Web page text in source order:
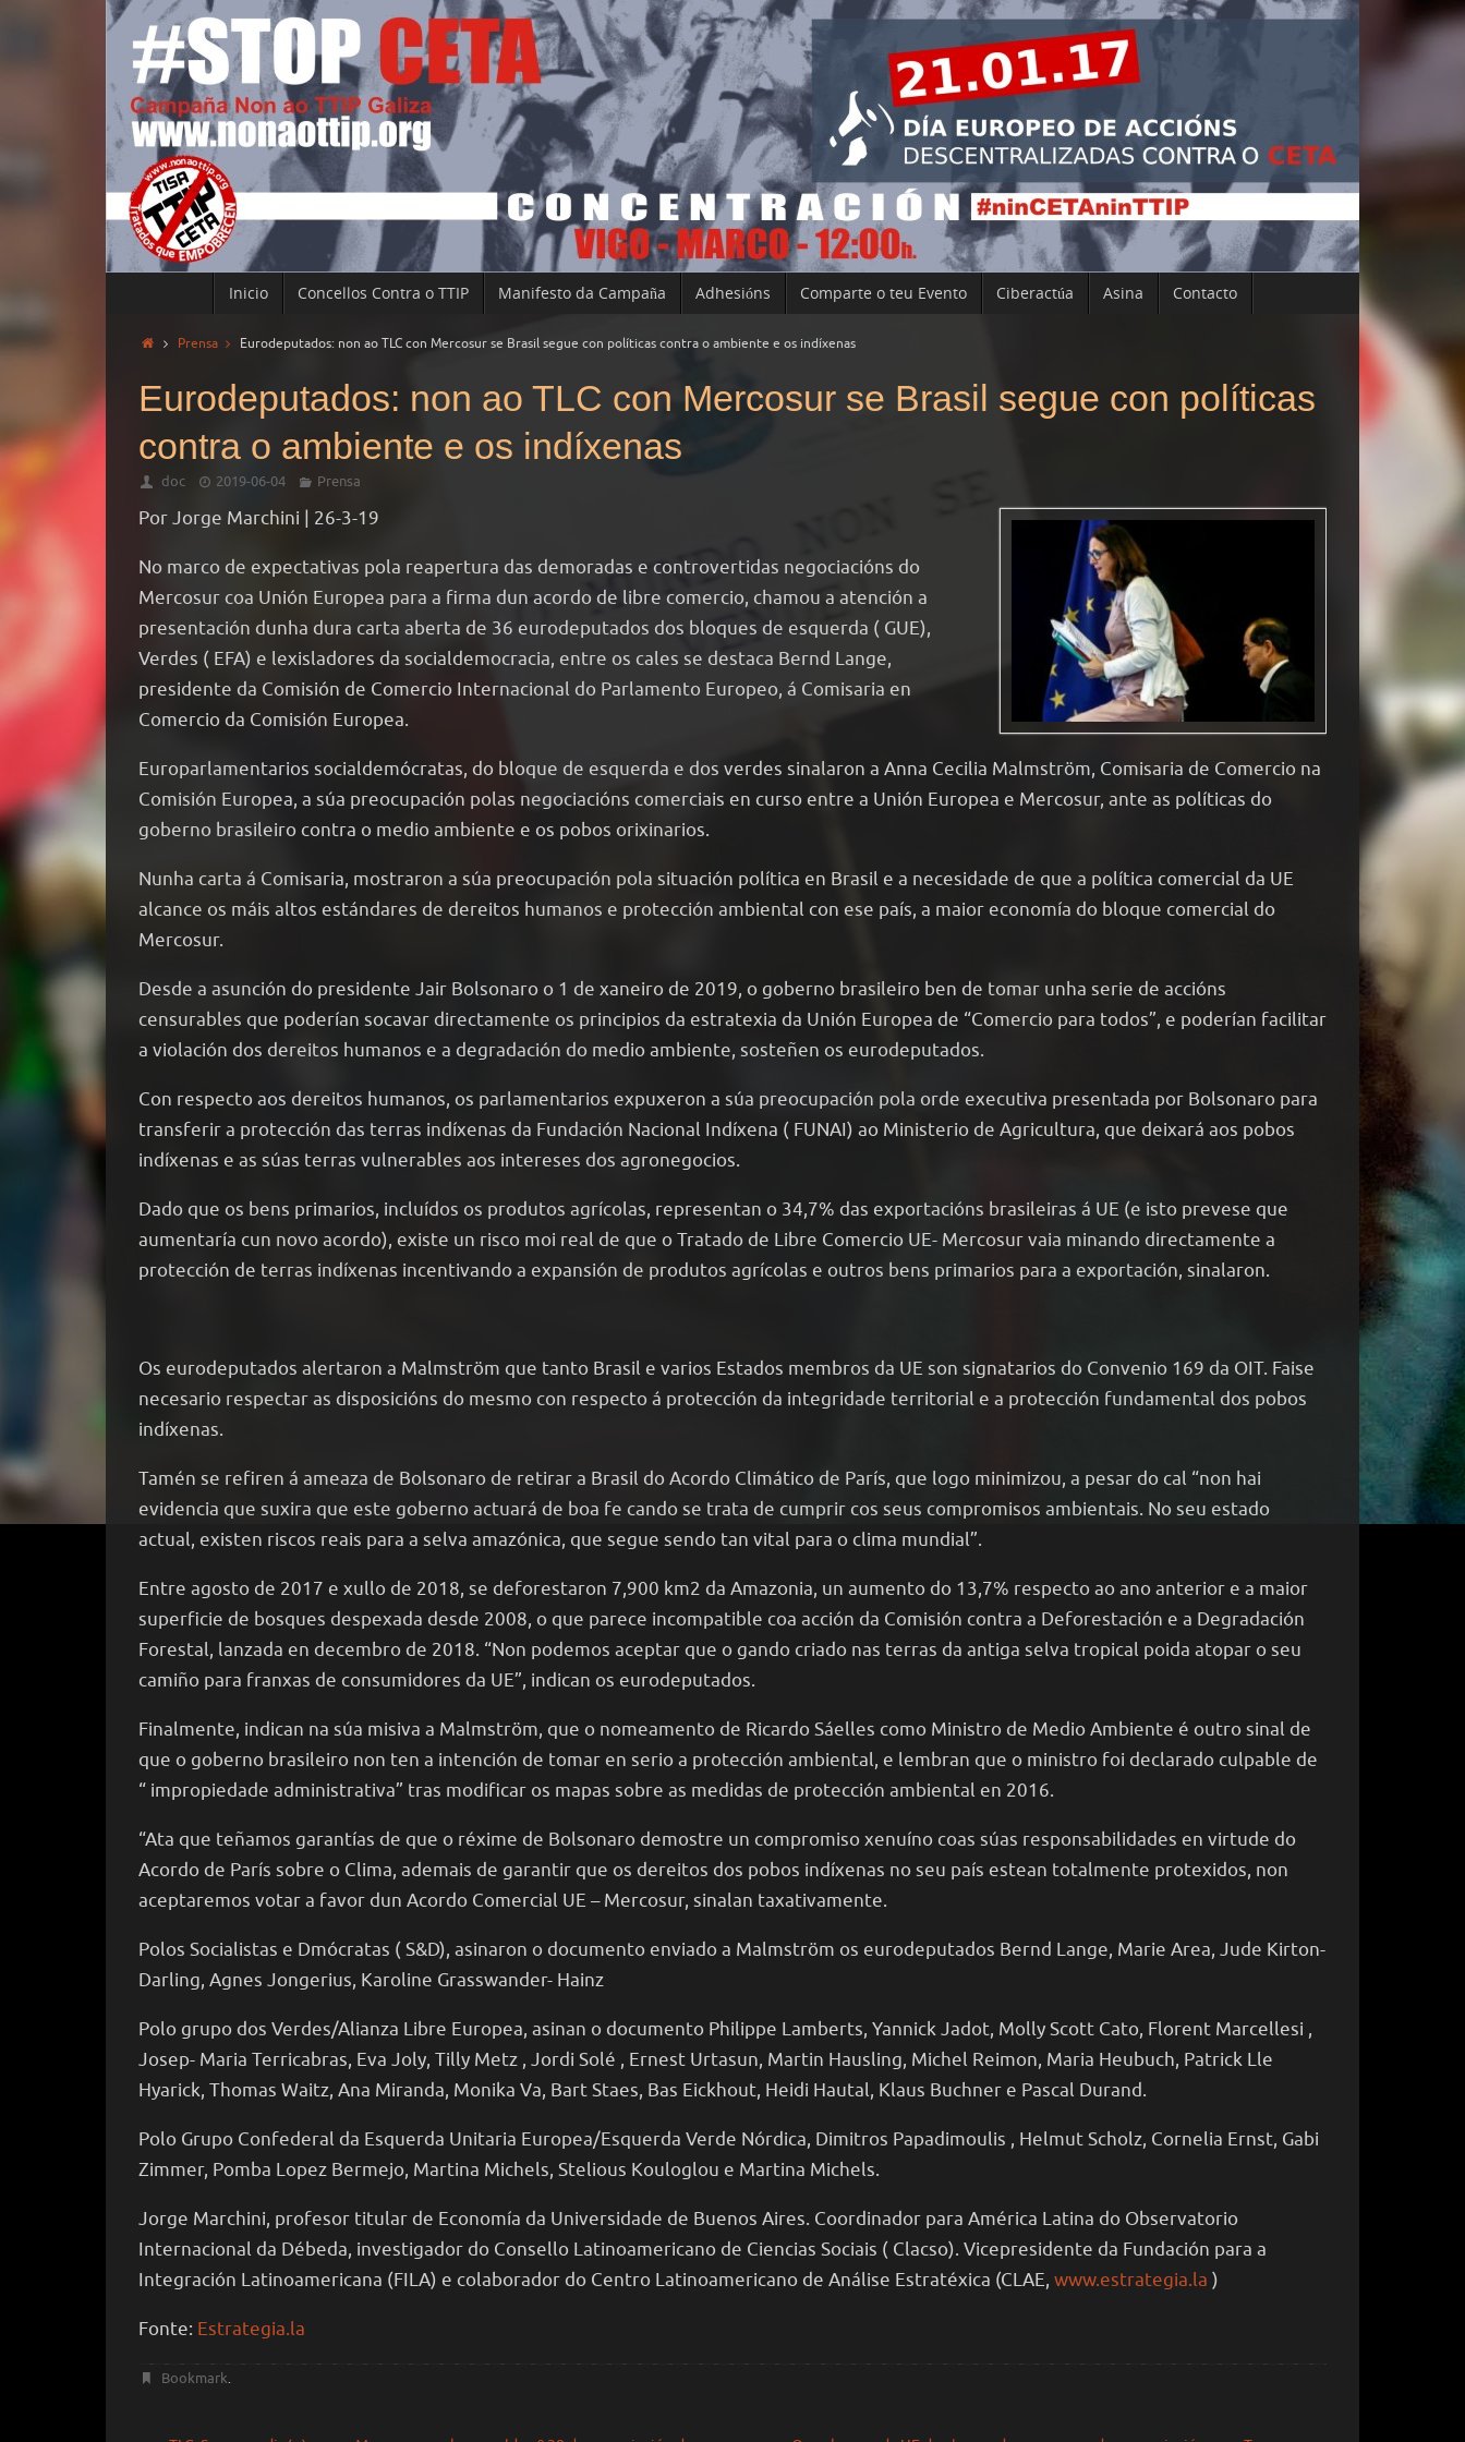
Inicio Concellos Contra o TTIP Manifesto da Campaña Adhesións Comparte o teu Evento Ciberactúa Asina Contacto
Prensa Eurodeputados: non ao TLC con Mercosur se Brasil segue con políticas contra o ambiente e os indíxenas
Eurodeputados: non ao TLC con Mercosur se Brasil segue con políticas
contra o ambiente e os indíxenas
doc 2019-06-04 Prensa
Por Jorge Marchini | 26-3-19
No marco de expectativas pola reapertura das demoradas e controvertidas negociacións do
Mercosur coa Unión Europea para a firma dun acordo de libre comercio, chamou a atención a
presentación dunha dura carta aberta de 36 eurodeputados dos bloques de esquerda ( GUE),
Verdes ( EFA) e lexisladores da socialdemocracia, entre os cales se destaca Bernd Lange,
presidente da Comisión de Comercio Internacional do Parlamento Europeo, á Comisaria en
Comercio da Comisión Europea.
Europarlamentarios socialdemócratas, do bloque de esquerda e dos verdes sinalaron a Anna Cecilia Malmström, Comisaria de Comercio na
Comisión Europea, a súa preocupación polas negociacións comerciais en curso entre a Unión Europea e Mercosur, ante as políticas do
goberno brasileiro contra o medio ambiente e os pobos orixinarios.
Nunha carta á Comisaria, mostraron a súa preocupación pola situación política en Brasil e a necesidade de que a política comercial da UE
alcance os máis altos estándares de dereitos humanos e protección ambiental con ese país, a maior economía do bloque comercial do
Mercosur.
Desde a asunción do presidente Jair Bolsonaro o 1 de xaneiro de 2019, o goberno brasileiro ben de tomar unha serie de accións
censurables que poderían socavar directamente os principios da estratexia da Unión Europea de “Comercio para todos”, e poderían facilitar
a violación dos dereitos humanos e a degradación do medio ambiente, sosteñen os eurodeputados.
Con respecto aos dereitos humanos, os parlamentarios expuxeron a súa preocupación pola orde executiva presentada por Bolsonaro para
transferir a protección das terras indíxenas da Fundación Nacional Indíxena ( FUNAI) ao Ministerio de Agricultura, que deixará aos pobos
indíxenas e as súas terras vulnerables aos intereses dos agronegocios.
Dado que os bens primarios, incluídos os produtos agrícolas, representan o 34,7% das exportacións brasileiras á UE (e isto prevese que
aumentaría cun novo acordo), existe un risco moi real de que o Tratado de Libre Comercio UE- Mercosur vaia minando directamente a
protección de terras indíxenas incentivando a expansión de produtos agrícolas e outros bens primarios para a exportación, sinalaron.
Os eurodeputados alertaron a Malmström que tanto Brasil e varios Estados membros da UE son signatarios do Convenio 169 da OIT. Faise
necesario respectar as disposicións do mesmo con respecto á protección da integridade territorial e a protección fundamental dos pobos
indíxenas.
Tamén se refiren á ameaza de Bolsonaro de retirar a Brasil do Acordo Climático de París, que logo minimizou, a pesar do cal “non hai
evidencia que suxira que este goberno actuará de boa fe cando se trata de cumprir cos seus compromisos ambientais. No seu estado
actual, existen riscos reais para a selva amazónica, que segue sendo tan vital para o clima mundial”.
Entre agosto de 2017 e xullo de 2018, se deforestaron 7,900 km2 da Amazonia, un aumento do 13,7% respecto ao ano anterior e a maior
superficie de bosques despexada desde 2008, o que parece incompatible coa acción da Comisión contra a Deforestación e a Degradación
Forestal, lanzada en decembro de 2018. “Non podemos aceptar que o gando criado nas terras da antiga selva tropical poida atopar o seu
camiño para franxas de consumidores da UE”, indican os eurodeputados.
Finalmente, indican na súa misiva a Malmström, que o nomeamento de Ricardo Sáelles como Ministro de Medio Ambiente é outro sinal de
que o goberno brasileiro non ten a intención de tomar en serio a protección ambiental, e lembran que o ministro foi declarado culpable de
“ impropiedade administrativa” tras modificar os mapas sobre as medidas de protección ambiental en 2016.
“Ata que teñamos garantías de que o réxime de Bolsonaro demostre un compromiso xenuíno coas súas responsabilidades en virtude do
Acordo de París sobre o Clima, ademais de garantir que os dereitos dos pobos indíxenas no seu país estean totalmente protexidos, non
aceptaremos votar a favor dun Acordo Comercial UE – Mercosur, sinalan taxativamente.
Polos Socialistas e Dmócratas ( S&D), asinaron o documento enviado a Malmström os eurodeputados Bernd Lange, Marie Area, Jude Kirton-
Darling, Agnes Jongerius, Karoline Grasswander- Hainz
Polo grupo dos Verdes/Alianza Libre Europea, asinan o documento Philippe Lamberts, Yannick Jadot, Molly Scott Cato, Florent Marcellesi ,
Josep- Maria Terricabras, Eva Joly, Tilly Metz , Jordi Solé , Ernest Urtasun, Martin Hausling, Michel Reimon, Maria Heubuch, Patrick Lle
Hyarick, Thomas Waitz, Ana Miranda, Monika Va, Bart Staes, Bas Eickhout, Heidi Hautal, Klaus Buchner e Pascal Durand.
Polo Grupo Confederal da Esquerda Unitaria Europea/Esquerda Verde Nórdica, Dimitros Papadimoulis , Helmut Scholz, Cornelia Ernst, Gabi
Zimmer, Pomba Lopez Bermejo, Martina Michels, Stelious Kouloglou e Martina Michels.
Jorge Marchini, profesor titular de Economía da Universidade de Buenos Aires. Coordinador para América Latina do Observatorio
Internacional da Débeda, investigador do Consello Latinoamericano de Ciencias Sociais ( Clacso). Vicepresidente da Fundación para a
Integración Latinoamericana (FILA) e colaborador do Centro Latinoamericano de Análise Estratéxica (CLAE, www.estrategia.la )
Fonte: Estrategia.la
Bookmark.